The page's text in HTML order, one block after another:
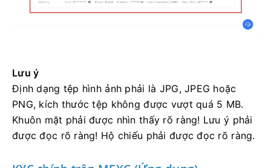
Lưu ý
Định dạng tệp hình ảnh phải là JPG, JPEG hoặc
PNG, kích thước tệp không được vượt quá 5 MB.
Khuôn mặt phải được nhìn thấy rõ ràng! Lưu ý phải
được đọc rõ ràng! Hộ chiếu phải được đọc rõ ràng.